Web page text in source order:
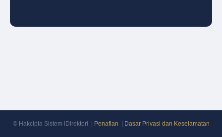
© Hakcipta Sistem iDirektori | Penafian Dasar Privasi dan Keselamatan